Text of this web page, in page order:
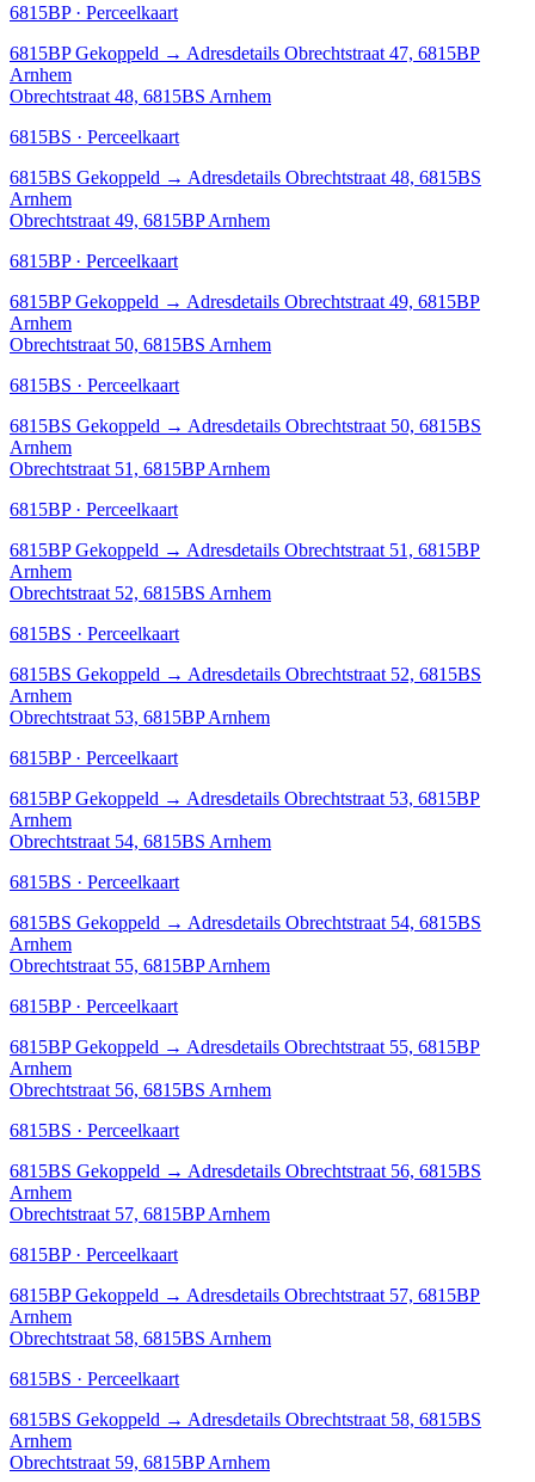
6815BP · Perceelkaart
6815BP Gekoppeld → Adresdetails Obrechtstraat 47, 6815BP
Arnhem
Obrechtstraat 48, 6815BS Arnhem
6815BS · Perceelkaart
6815BS Gekoppeld → Adresdetails Obrechtstraat 48, 6815BS
Arnhem
Obrechtstraat 49, 6815BP Arnhem
6815BP · Perceelkaart
6815BP Gekoppeld → Adresdetails Obrechtstraat 49, 6815BP
Arnhem
Obrechtstraat 50, 6815BS Arnhem
6815BS · Perceelkaart
6815BS Gekoppeld → Adresdetails Obrechtstraat 50, 6815BS
Arnhem
Obrechtstraat 51, 6815BP Arnhem
6815BP · Perceelkaart
6815BP Gekoppeld → Adresdetails Obrechtstraat 51, 6815BP
Arnhem
Obrechtstraat 52, 6815BS Arnhem
6815BS · Perceelkaart
6815BS Gekoppeld → Adresdetails Obrechtstraat 52, 6815BS
Arnhem
Obrechtstraat 53, 6815BP Arnhem
6815BP · Perceelkaart
6815BP Gekoppeld → Adresdetails Obrechtstraat 53, 6815BP
Arnhem
Obrechtstraat 54, 6815BS Arnhem
6815BS · Perceelkaart
6815BS Gekoppeld → Adresdetails Obrechtstraat 54, 6815BS
Arnhem
Obrechtstraat 55, 6815BP Arnhem
6815BP · Perceelkaart
6815BP Gekoppeld → Adresdetails Obrechtstraat 55, 6815BP
Arnhem
Obrechtstraat 56, 6815BS Arnhem
6815BS · Perceelkaart
6815BS Gekoppeld → Adresdetails Obrechtstraat 56, 6815BS
Arnhem
Obrechtstraat 57, 6815BP Arnhem
6815BP · Perceelkaart
6815BP Gekoppeld → Adresdetails Obrechtstraat 57, 6815BP
Arnhem
Obrechtstraat 58, 6815BS Arnhem
6815BS · Perceelkaart
6815BS Gekoppeld → Adresdetails Obrechtstraat 58, 6815BS
Arnhem
Obrechtstraat 59, 6815BP Arnhem